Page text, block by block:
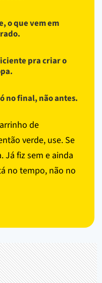
o que vem em
pra criar o
no final, não antes.
de
verde, use. Se
Já fiz sem e ainda
no tempo, não no